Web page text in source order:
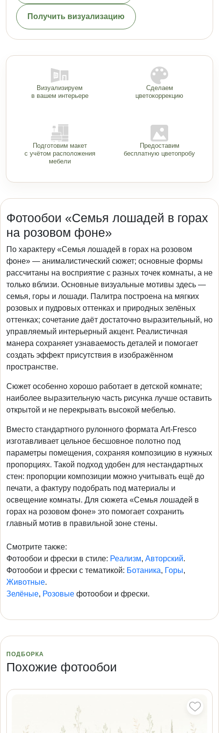
Получить визуализацию
Визуализируем
в вашем интерьере
Подготовим макет
с учётом расположения
мебели
Сделаем
цветокоррекцию
Предоставим
бесплатную цветопробу
Фотообои «Семья лошадей в горах
на розовом фоне»
По характеру «Семья лошадей в горах на розовом
фоне» — анималистический сюжет; основные формы
рассчитаны на восприятие с разных точек комнаты, а не
только вблизи. Основные визуальные мотивы здесь —
семья, горы и лошади. Палитра построена на мягких
розовых и пудровых оттенках и природных зелёных
оттенках; сочетание даёт достаточно выразительный, но
управляемый интерьерный акцент. Реалистичная
манера сохраняет узнаваемость деталей и помогает
создать эффект присутствия в изображённом
пространстве.
Сюжет особенно хорошо работает в детской комнате;
наиболее выразительную часть рисунка лучше оставить
открытой и не перекрывать высокой мебелью.
Вместо стандартного рулонного формата Art-Fresco
изготавливает цельное бесшовное полотно под
параметры помещения, сохраняя композицию в нужных
пропорциях. Такой подход удобен для нестандартных
стен: пропорции композиции можно учитывать ещё до
печати, а фактуру подобрать под материалы и
освещение комнаты. Для сюжета «Семья лошадей в
горах на розовом фоне» это помогает сохранить
главный мотив в правильной зоне стены.
Смотрите также:
Фотообои и фрески в стиле: Реализм, Авторский.
Фотообои и фрески с тематикой: Ботаника, Горы,
Животные.
Зелёные, Розовые фотообои и фрески.
ПОДБОРКА
Похожие фотообои